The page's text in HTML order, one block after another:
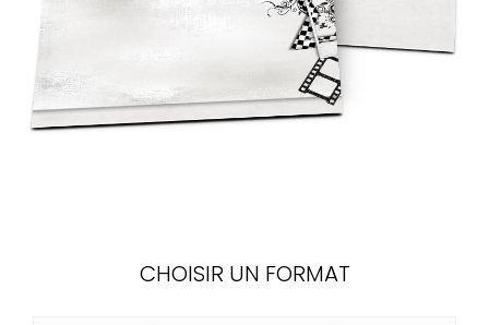
CHOISIR UN FORMAT